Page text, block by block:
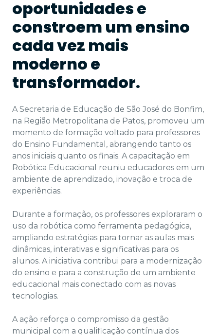
oportunidades e
constroem um ensino
cada vez mais
moderno e
transformador.
A Secretaria de Educação de São José do Bonfim,
na Região Metropolitana de Patos, promoveu um
momento de formação voltado para professores
do Ensino Fundamental, abrangendo tanto os
anos iniciais quanto os finais. A capacitação em
Robótica Educacional reuniu educadores em um
ambiente de aprendizado, inovação e troca de
experiências.
Durante a formação, os professores exploraram o
uso da robótica como ferramenta pedagógica,
ampliando estratégias para tornar as aulas mais
dinâmicas, interativas e significativas para os
alunos. A iniciativa contribui para a modernização
do ensino e para a construção de um ambiente
educacional mais conectado com as novas
tecnologias.
A ação reforça o compromisso da gestão
municipal com a qualificação contínua dos